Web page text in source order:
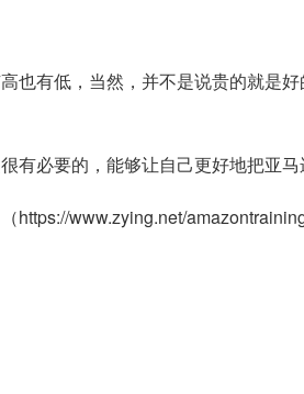
也有低，当然，并不是说贵的就是
必要的，能够让自己更好地把亚马
https://www.zying.net/